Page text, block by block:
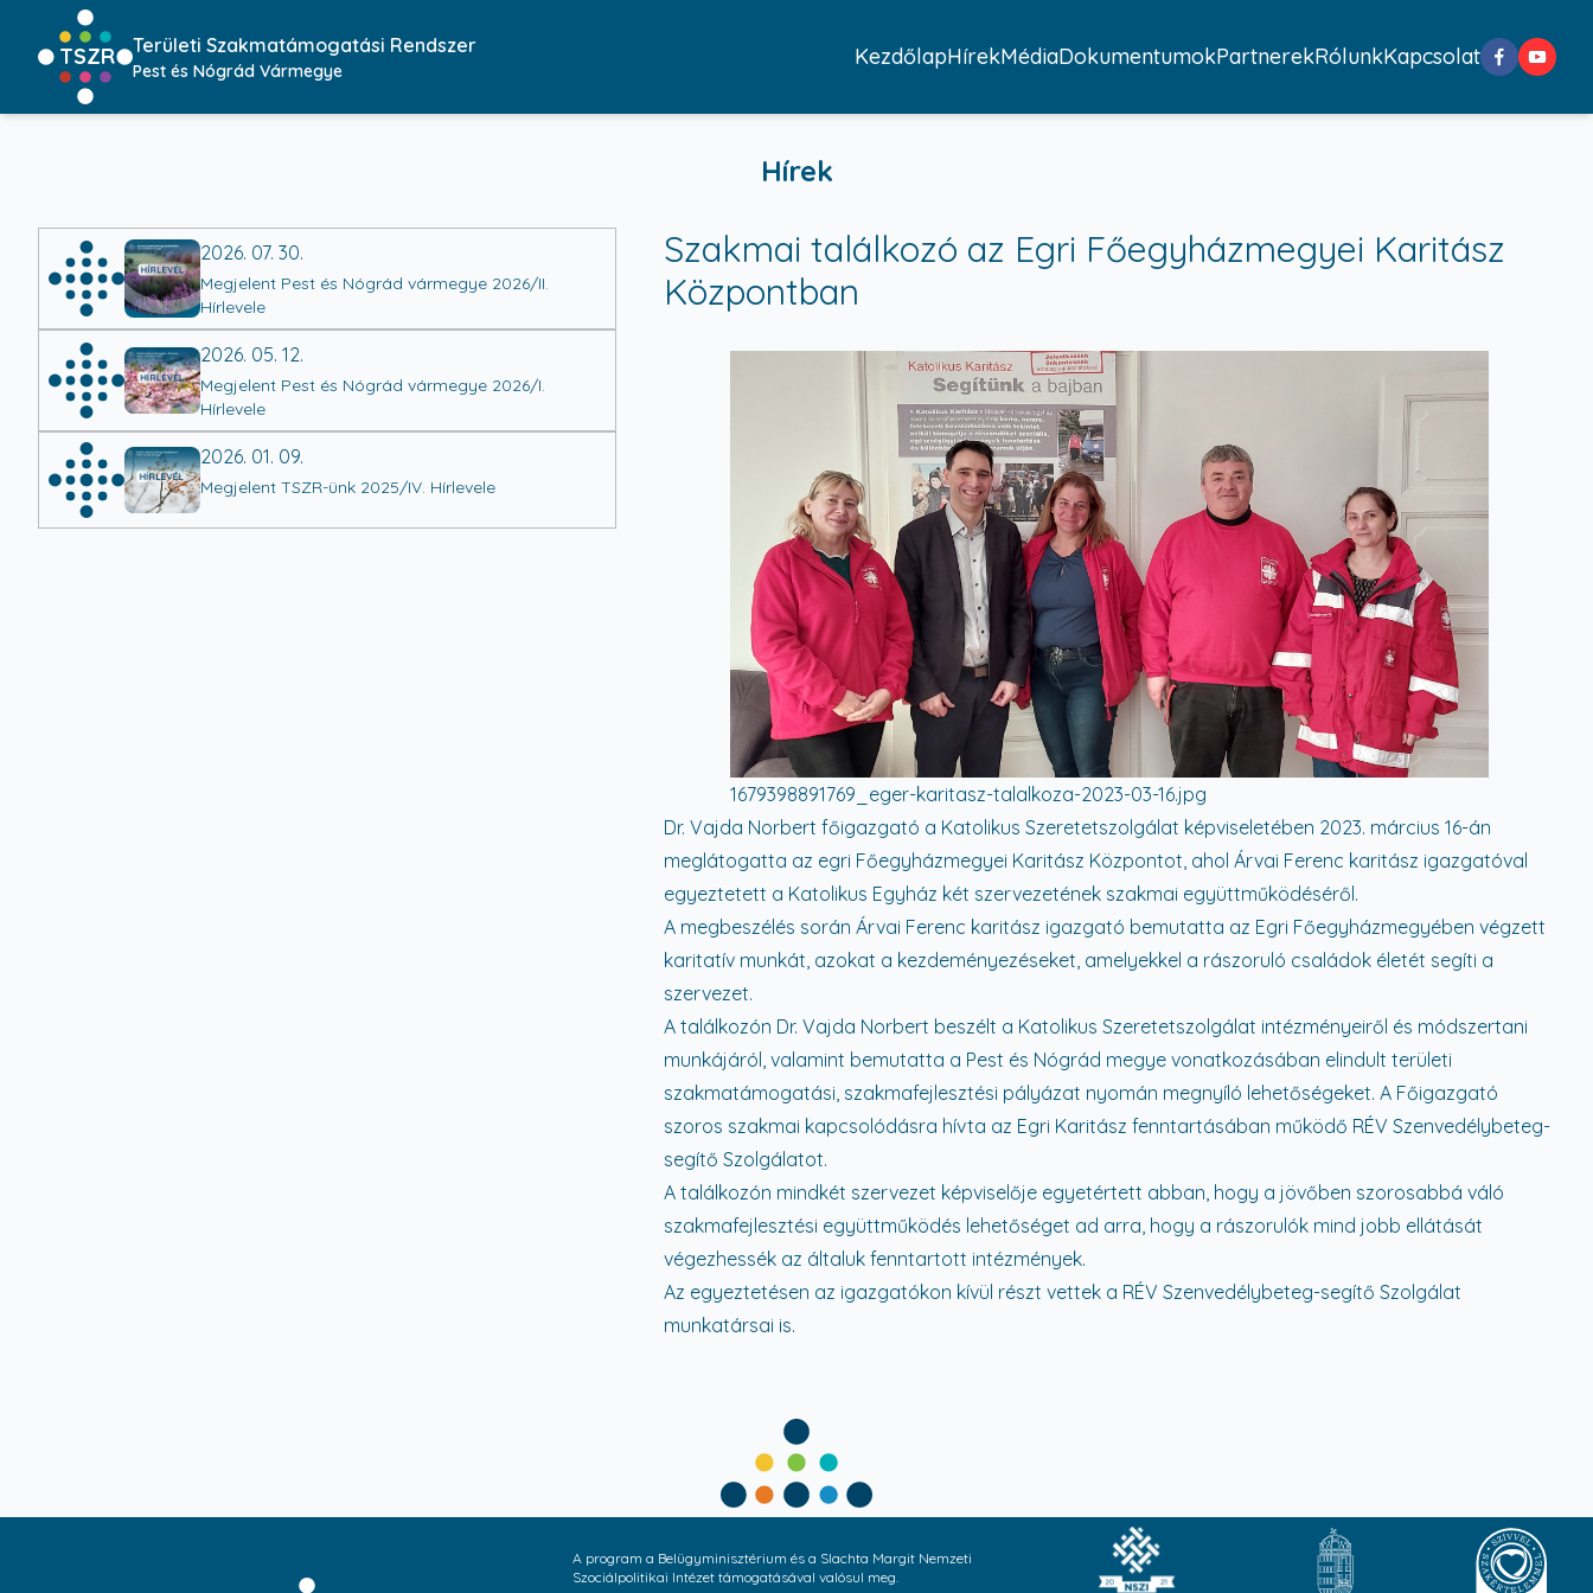
TSZR Területi Szakmatámogatási Rendszer
Pest és Nógrád Vármegye
KezdőlapHírekMédiaDokumentumokPartnerekRólunkKapcsolat
Hírek
2026. 07. 30.
Megjelent Pest és Nógrád vármegye 2026/II.
Hírlevele
2026. 05. 12.
Megjelent Pest és Nógrád vármegye 2026/I.
Hírlevele
2026. 01. 09.
Megjelent TSZR-ünk 2025/IV. Hírlevele
Szakmai találkozó az Egri Főegyházmegyei Karitász
Központban
1679398891769_eger-karitasz-talalkoza-2023-03-16.jpg
Dr. Vajda Norbert főigazgató a Katolikus Szeretetszolgálat képviseletében 2023. március 16-án
meglátogatta az egri Főegyházmegyei Karitász Központot, ahol Árvai Ferenc karitász igazgatóval
egyeztetett a Katolikus Egyház két szervezetének szakmai együttműködéséről.
A megbeszélés során Árvai Ferenc karitász igazgató bemutatta az Egri Főegyházmegyében végzett
karitatív munkát, azokat a kezdeményezéseket, amelyekkel a rászoruló családok életét segíti a
szervezet.
A találkozón Dr. Vajda Norbert beszélt a Katolikus Szeretetszolgálat intézményeiről és módszertani
munkájáról, valamint bemutatta a Pest és Nógrád megye vonatkozásában elindult területi
szakmatámogatási, szakmafejlesztési pályázat nyomán megnyíló lehetőségeket. A Főigazgató
szoros szakmai kapcsolódásra hívta az Egri Karitász fenntartásában működő RÉV Szenvedélybeteg-
segítő Szolgálatot.
A találkozón mindkét szervezet képviselője egyetértett abban, hogy a jövőben szorosabbá váló
szakmafejlesztési együttműködés lehetőséget ad arra, hogy a rászorulók mind jobb ellátását
végezhessék az általuk fenntartott intézmények.
Az egyeztetésen az igazgatókon kívül részt vettek a RÉV Szenvedélybeteg-segítő Szolgálat
munkatársai is.
A program a Belügyminisztérium és a Slachta Margit Nemzeti
Szociálpolitikai Intézet támogatásával valósul meg.